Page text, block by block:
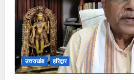
उत्तराखंड हरिद्वार